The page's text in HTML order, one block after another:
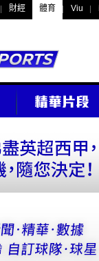
財經 體育 Viu